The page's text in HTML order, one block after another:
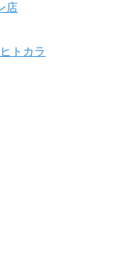
店
トカラ